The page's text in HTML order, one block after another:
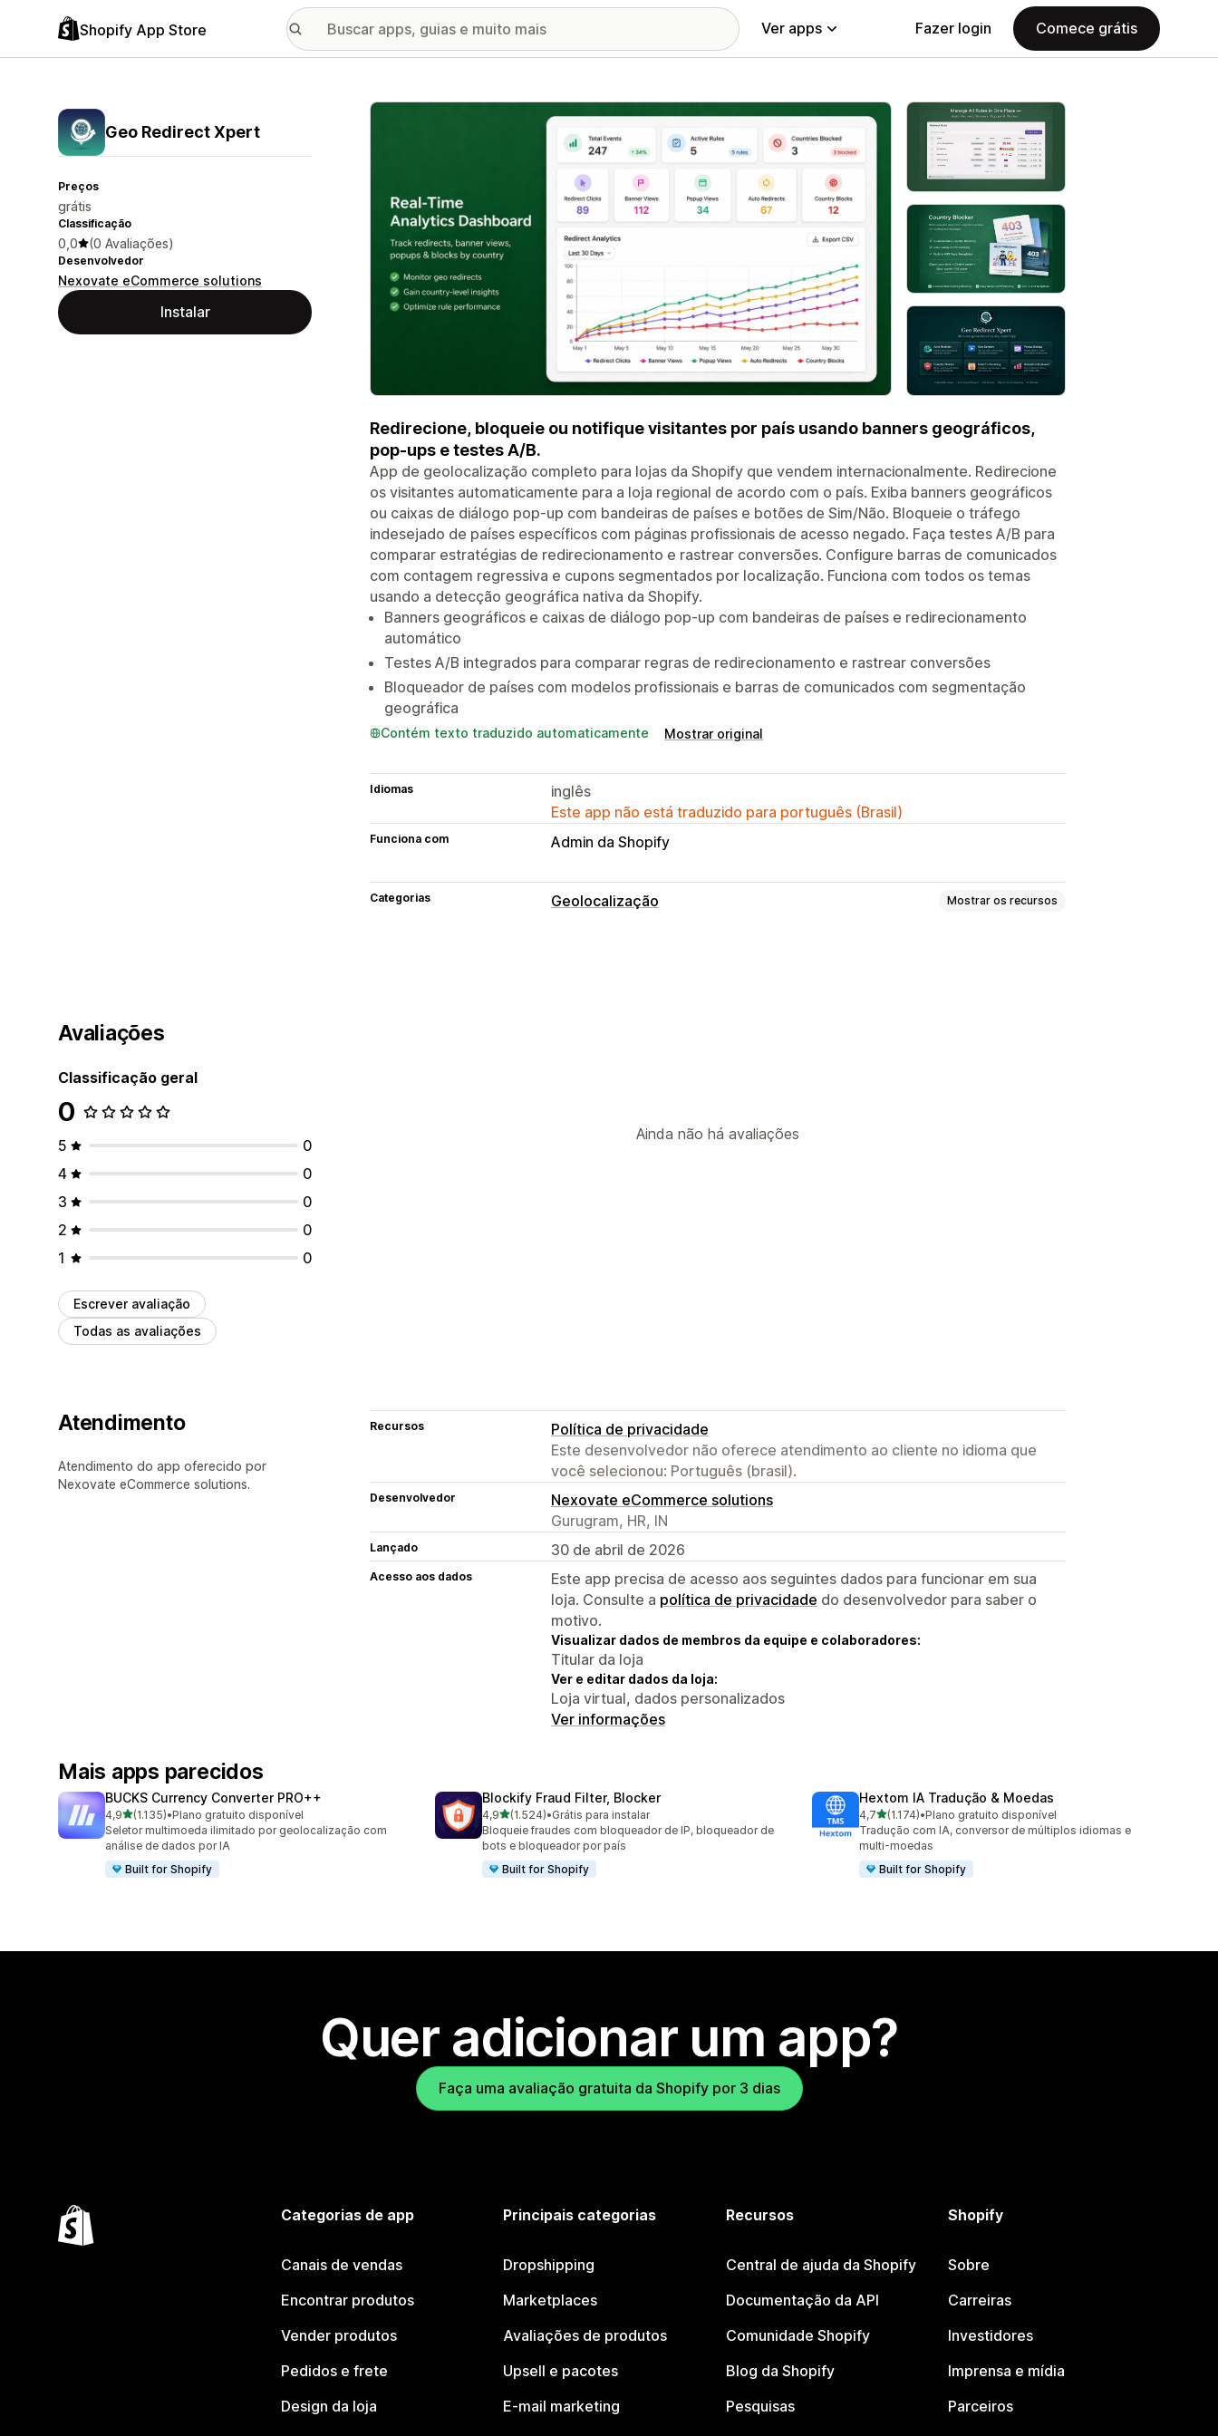
Shopify App Store Ver apps Fazer login Comece grátis
Geo Redirect Xpert
Preços
grátis
Classificação
0,0 (0 Avaliações)
Desenvolvedor
Nexovate eCommerce solutions
Instalar
Galeria de imagens em destaque
Redirecione, bloqueie ou notifique visitantes por país usando banners geográficos,
pop-ups e testes A/B.
App de geolocalização completo para lojas da Shopify que vendem internacionalmente. Redirecione
os visitantes automaticamente para a loja regional de acordo com o país. Exiba banners geográficos
ou caixas de diálogo pop-up com bandeiras de países e botões de Sim/Não. Bloqueie o tráfego
indesejado de países específicos com páginas profissionais de acesso negado. Faça testes A/B para
comparar estratégias de redirecionamento e rastrear conversões. Configure barras de comunicados
com contagem regressiva e cupons segmentados por localização. Funciona com todos os temas
usando a detecção geográfica nativa da Shopify.
Banners geográficos e caixas de diálogo pop-up com bandeiras de países e redirecionamento
automático
Testes A/B integrados para comparar regras de redirecionamento e rastrear conversões
Bloqueador de países com modelos profissionais e barras de comunicados com segmentação
geográfica
Contém texto traduzido automaticamente Mostrar original
Idiomas
inglês
Este app não está traduzido para português (Brasil)
Funciona com Admin da Shopify
Categorias Geolocalização Mostrar os recursos
Seletor de país
Avaliações
Classificação geral
0
5
0
4
0
3
0
2
0
1
0
Escrever avaliação
Todas as avaliações
Ainda não há avaliações
Atendimento
Atendimento do app oferecido por
Nexovate eCommerce solutions.
Recursos
Política de privacidade
Este desenvolvedor não oferece atendimento ao cliente no idioma que
você selecionou: Português (brasil).
Desenvolvedor
Nexovate eCommerce solutions
Gurugram, HR, IN
Lançado 30 de abril de 2026
Acesso aos dados
Este app precisa de acesso aos seguintes dados para funcionar em sua
loja. Consulte a política de privacidade do desenvolvedor para saber o
motivo.
Visualizar dados de membros da equipe e colaboradores:
Titular da loja
Ver e editar dados da loja:
Loja virtual, dados personalizados
Ver informações
Mais apps parecidos
BUCKS Currency Converter PRO++
4,9de 5 estrelas
(1.135)
1135 avaliações ao todo
•Plano gratuito disponível
Seletor multimoeda ilimitado por geolocalização com
análise de dados por IA
Built for Shopify
Blockify Fraud Filter, Blocker
4,9de 5 estrelas
(1.524)
1524 avaliações ao todo
•Grátis para instalar
Bloqueie fraudes com bloqueador de IP, bloqueador de
bots e bloqueador por país
Built for Shopify
Hextom IA Tradução & Moedas
4,7de 5 estrelas
(1.174)
1174 avaliações ao todo
•Plano gratuito disponível
Tradução com IA, conversor de múltiplos idiomas e
multi-moedas
Built for Shopify
Quer adicionar um app?
Faça uma avaliação gratuita da Shopify por 3 dias
Categorias de app
Canais de vendas
Encontrar produtos
Vender produtos
Pedidos e frete
Design da loja
Principais categorias
Dropshipping
Marketplaces
Avaliações de produtos
Upsell e pacotes
E-mail marketing
Recursos
Central de ajuda da Shopify
Documentação da API
Comunidade Shopify
Blog da Shopify
Pesquisas
Shopify
Sobre
Carreiras
Investidores
Imprensa e mídia
Parceiros